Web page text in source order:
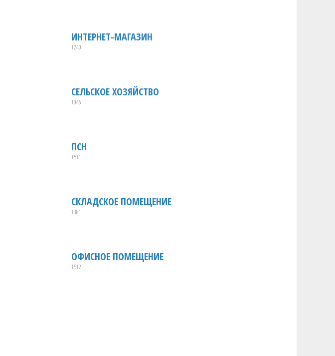
ИНТЕРНЕТ-МАГАЗИН
1240
СЕЛЬСКОЕ ХОЗЯЙСТВО
1046
ПСН
1511
СКЛАДСКОЕ ПОМЕЩЕНИЕ
1381
ОФИСНОЕ ПОМЕЩЕНИЕ
1512